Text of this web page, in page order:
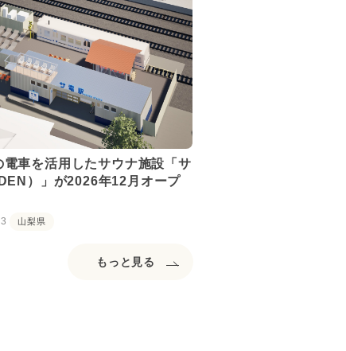
電車を活用したサウナ施設「サ
）」が2026年12月オープ
山梨県
もっと見る